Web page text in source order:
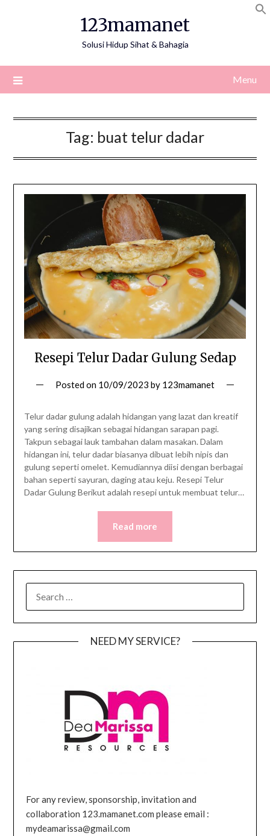
123mamanet
Solusi Hidup Sihat & Bahagia
Menu
Tag: buat telur dadar
Resepi Telur Dadar Gulung Sedap
Posted on 10/09/2023 by 123mamanet
Telur dadar gulung adalah hidangan yang lazat dan kreatif
yang sering disajikan sebagai hidangan sarapan pagi.
Takpun sebagai lauk tambahan dalam masakan. Dalam
hidangan ini, telur dadar biasanya dibuat lebih nipis dan
gulung seperti omelet. Kemudiannya diisi dengan berbagai
bahan seperti sayuran, daging atau keju. Resepi Telur
Dadar Gulung Berikut adalah resepi untuk membuat telur…
Read more
FOR:
NEED MY SERVICE?
For any review, sponsorship, invitation and
collaboration 123.mamanet.com please email :
mydeamarissa@gmail.com